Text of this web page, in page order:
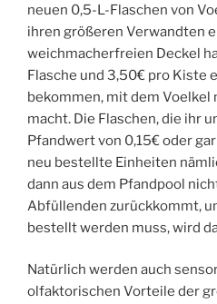
neuen 0,5-L-Flaschen von
ihren größeren Verwandten
weichmacherfreien Deckel
Flasche und 3,50€ pro Kiste
bekommen, mit dem
macht. Die Flaschen, die ihr
Pfandwert von 0,15€ oder
neu bestellte Einheiten
dann aus dem Pfandpool
Abfüllenden zurückkommt,
bestellt werden muss, wird
Natürlich werden auch
olfaktorischen Vorteile der